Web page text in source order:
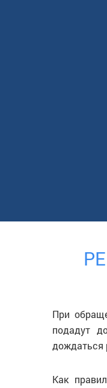
При
подадут
дождаться
Как